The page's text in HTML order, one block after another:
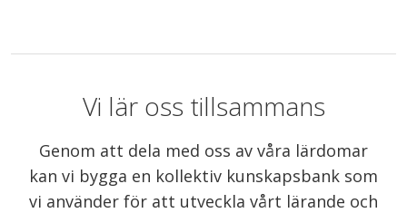
Vi lär oss tillsammans
Genom att dela med oss av våra lärdomar
kan vi bygga en kollektiv kunskapsbank som
vi använder för att utveckla vårt lärande och